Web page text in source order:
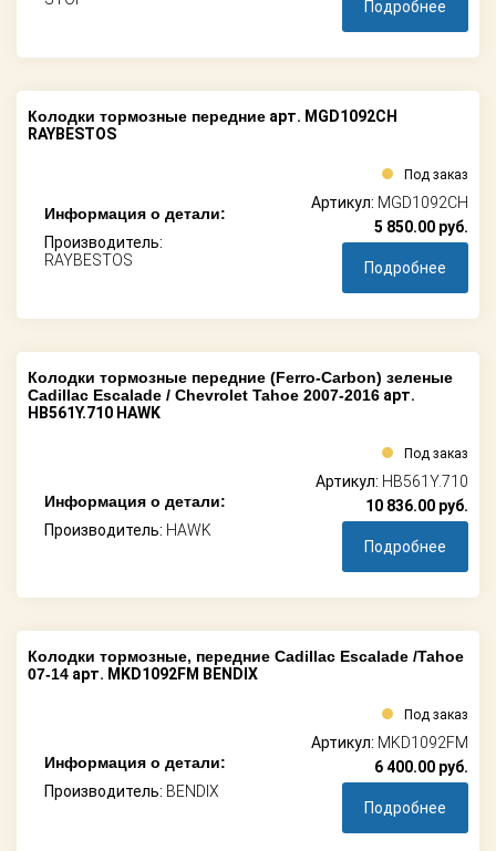
Подробнее
Колодки тормозные передние арт. MGD1092CH
RAYBESTOS
Информация о детали:
Производитель:
RAYBESTOS
Под заказ
Артикул: MGD1092CH
5 850.00 руб.
Подробнее
Колодки тормозные передние (Ferro-Carbon) зеленые
Cadillac Escalade / Chevrolet Tahoe 2007-2016 арт.
HB561Y.710 HAWK
Информация о детали:
Производитель: HAWK
Под заказ
Артикул: HB561Y.710
10 836.00 руб.
Подробнее
Колодки тормозные, передние Cadillac Escalade /Tahoe
07-14 арт. MKD1092FM BENDIX
Информация о детали:
Производитель: BENDIX
Под заказ
Артикул: MKD1092FM
6 400.00 руб.
Подробнее